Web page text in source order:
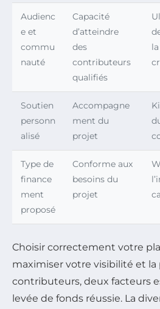
Audienc
e et
commu
nauté
Capacité
d’atteindre
des
contributeurs
qualifiés
Soutien
personn
alisé
Accompagne
ment du
projet
Type de
finance
ment
proposé
Conforme aux
besoins du
projet
Choisir correctement votre
maximiser votre visibilité et
contributeurs, deux facteurs
levée de fonds réussie. La